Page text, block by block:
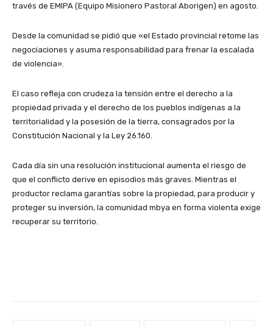
través de EMIPA (Equipo Misionero Pastoral Aborigen) en agosto.
Desde la comunidad se pidió que «el Estado provincial retome las
negociaciones y asuma responsabilidad para frenar la escalada
de violencia».
El caso refleja con crudeza la tensión entre el derecho a la
propiedad privada y el derecho de los pueblos indígenas a la
territorialidad y la posesión de la tierra, consagrados por la
Constitución Nacional y la Ley 26.160.
Cada día sin una resolución institucional aumenta el riesgo de
que el conflicto derive en episodios más graves. Mientras el
productor reclama garantías sobre la propiedad, para producir y
proteger su inversión, la comunidad mbya en forma violenta exige
recuperar su territorio.